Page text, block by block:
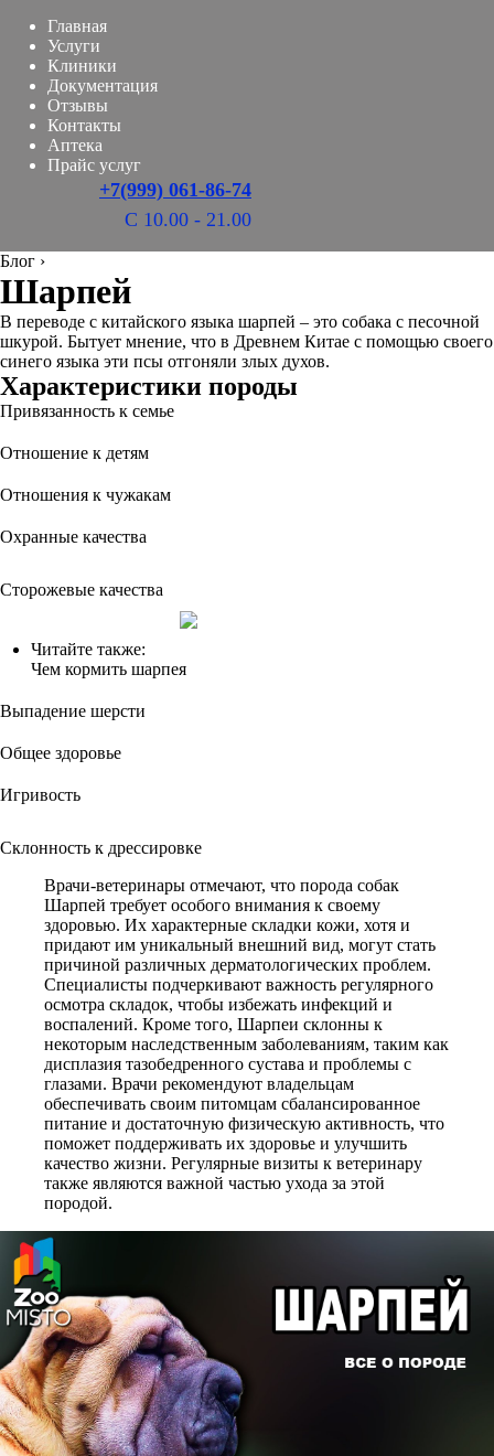
Главная
Услуги
Клиники
Документация
Отзывы
Контакты
Аптека
Прайс услуг
+7(999) 061-86-74
С 10.00 - 21.00
Блог ›
Шарпей
В переводе с китайского языка шарпей – это собака с песочной
шкурой. Бытует мнение, что в Древнем Китае с помощью своего
синего языка эти псы отгоняли злых духов.
Характеристики породы
Привязанность к семье
Отношение к детям
Отношения к чужакам
Охранные качества
Сторожевые качества
Читайте также:
Чем кормить шарпея
Выпадение шерсти
Общее здоровье
Игривость
Склонность к дрессировке
Врачи-ветеринары отмечают, что порода собак
Шарпей требует особого внимания к своему
здоровью. Их характерные складки кожи, хотя и
придают им уникальный внешний вид, могут стать
причиной различных дерматологических проблем.
Специалисты подчеркивают важность регулярного
осмотра складок, чтобы избежать инфекций и
воспалений. Кроме того, Шарпеи склонны к
некоторым наследственным заболеваниям, таким как
дисплазия тазобедренного сустава и проблемы с
глазами. Врачи рекомендуют владельцам
обеспечивать своим питомцам сбалансированное
питание и достаточную физическую активность, что
поможет поддерживать их здоровье и улучшить
качество жизни. Регулярные визиты к ветеринару
также являются важной частью ухода за этой
породой.